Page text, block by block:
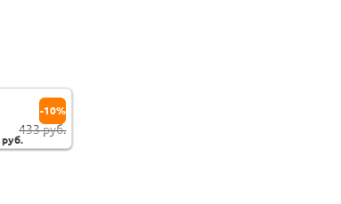
руб.
433 руб.
-10%